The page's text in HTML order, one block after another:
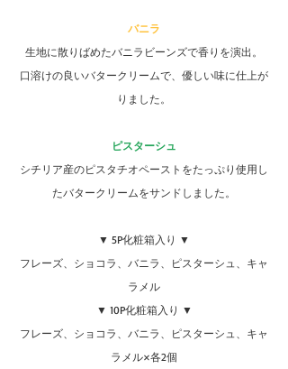
バニラ
生地に散りばめたバニラビーンズで香りを演出。
口溶けの良いバタークリームで、優しい味に仕上が
りました。
ピスターシュ
シチリア産のピスタチオペーストをたっぷり使用し
たバタークリームをサンドしました。
▼ 5P化粧箱入り ▼
フレーズ、ショコラ、バニラ、ピスターシュ、キャ
ラメル
▼ 10P化粧箱入り ▼
フレーズ、ショコラ、バニラ、ピスターシュ、キャ
ラメル×各2個